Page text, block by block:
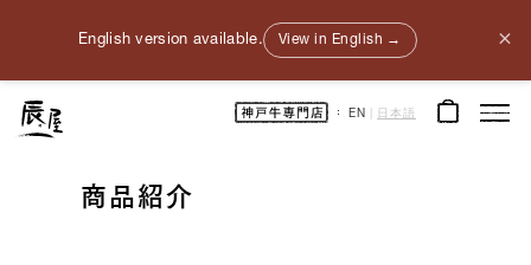
English version available. View in English → ×
神
戸
牛
EN 日本語
商品紹介